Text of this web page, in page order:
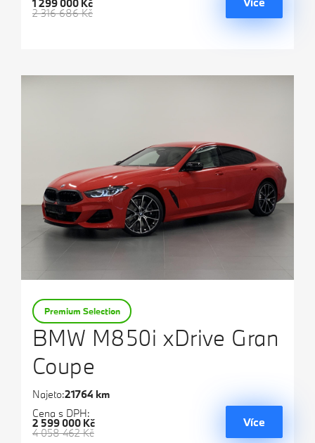
2 316 686 Kč
1 299 000 Kč
BMW M850i xDrive Gran
Coupe
Premium Selection
Najeto:21764 km
Cena s DPH:
4 058 462 Kč
2 599 000 Kč Více